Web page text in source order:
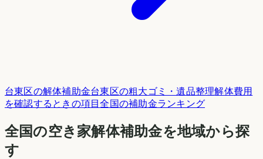
台東区の解体補助金台東区の粗大ゴミ・遺品整理解体費用
を確認するときの項目全国の補助金ランキング
全国の空き家解体補助金を地域から探
す